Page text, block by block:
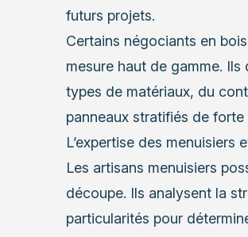
futurs projets.
Certains négociants en
mesure haut de gamme.
types de matériaux, du
panneaux stratifiés de
L’expertise des menuisiers
Les artisans menuisiers
découpe. Ils analysent la
particularités pour